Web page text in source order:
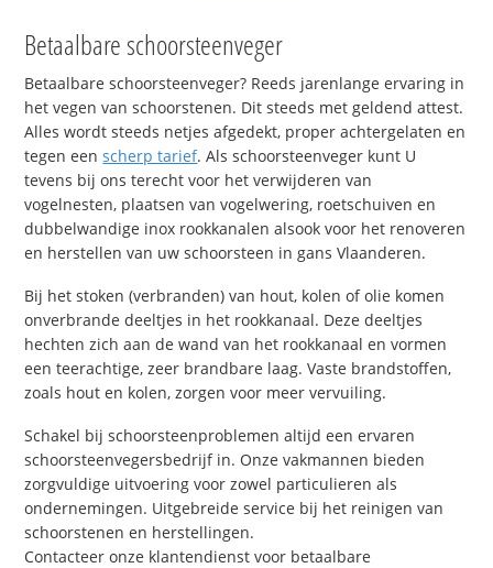
Betaalbare schoorsteenveger
Betaalbare schoorsteenveger? Reeds jarenlange ervaring in
het vegen van schoorstenen. Dit steeds met geldend attest.
Alles wordt steeds netjes afgedekt, proper achtergelaten en
tegen eenscherp tarief. Als schoorsteenveger kunt U
tevens bij ons terecht voor het verwijderen van
vogelnesten, plaatsen van vogelwering, roetschuiven en
dubbelwandige inox rookkanalen alsook voor het renoveren
en herstellen van uw schoorsteen in gans Vlaanderen.
Bij het stoken (verbranden) van hout, kolen of olie komen
onverbrande deeltjes in het rookkanaal. Deze deeltjes
hechten zich aan de wand van het rookkanaal en vormen
een teerachtige, zeer brandbare laag. Vaste brandstoffen,
zoals hout en kolen, zorgen voor meer vervuiling.
Schakel bij schoorsteenproblemen altijd een ervaren
schoorsteenvegersbedrijf in. Onze vakmannen bieden
zorgvuldige uitvoering voor zowel particulieren als
ondernemingen. Uitgebreide service bij het reinigen van
schoorstenen en herstellingen.
Contacteer onze klantendienst voor betaalbare